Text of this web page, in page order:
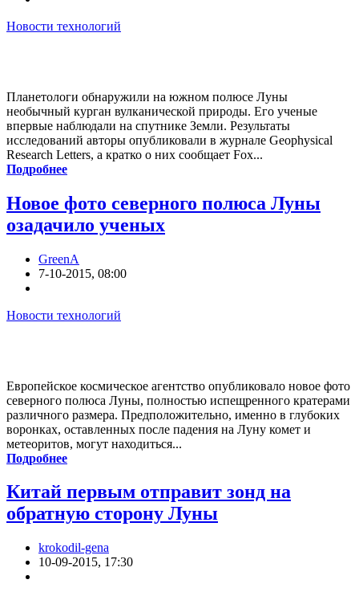
Новости технологий
Планетологи обнаружили на южном полюсе Луны
необычный курган вулканической природы. Его ученые
впервые наблюдали на спутнике Земли. Результаты
исследований авторы опубликовали в журнале Geophysical
Research Letters, а кратко о них сообщает Fox...
Подробнее
Новое фото северного полюса Луны
озадачило ученых
GreenA
7-10-2015, 08:00
Новости технологий
Европейское космическое агентство опубликовало новое фото
северного полюса Луны, полностью испещренного кратерами
различного размера. Предположительно, именно в глубоких
воронках, оставленных после падения на Луну комет и
метеоритов, могут находиться...
Подробнее
Китай первым отправит зонд на
обратную сторону Луны
krokodil-gena
10-09-2015, 17:30